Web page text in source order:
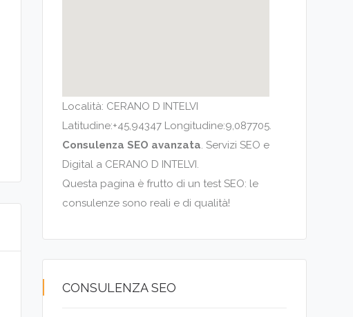
Località: CERANO D INTELVI
Latitudine:+45,94347 Longitudine:9,087705.
Consulenza SEO avanzata. Servizi SEO e
Digital a CERANO D INTELVI.
Questa pagina è frutto di un test SEO: le
consulenze sono reali e di qualità!
CONSULENZA SEO